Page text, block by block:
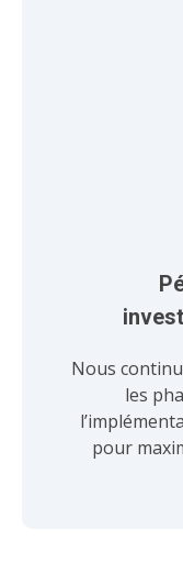
Nous
les
pour